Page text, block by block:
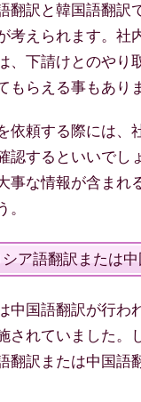
翻訳と韓国語翻訳
考えられます。社
、下請けとのやり
もらえる事もあり
依頼する際には、
認するといいでし
事な情報が含まれ
ア語翻訳または
中国語翻訳が行わ
されていました。
翻訳または中国語